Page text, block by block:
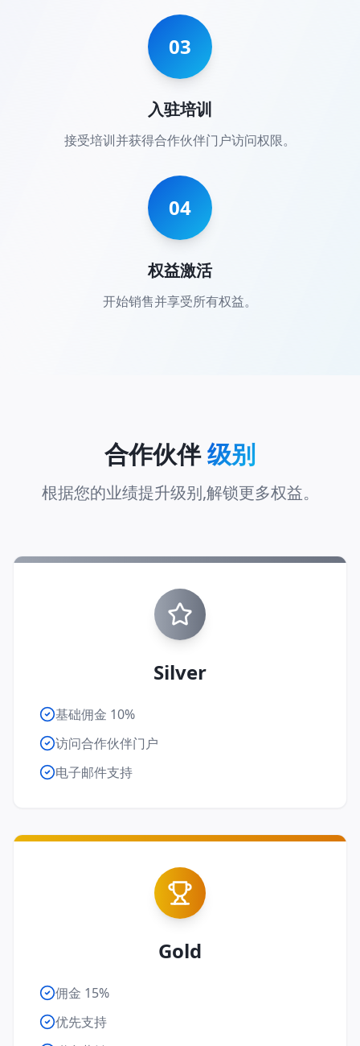
03
入驻培训
接受培训并获得合作伙伴门户访问权限。
04
权益激活
开始销售并享受所有权益。
合作伙伴级别
根据您的业绩提升级别,解锁更多权益。
Silver
基础佣金 10%
访问合作伙伴门户
电子邮件支持
Gold
佣金 15%
优先支持